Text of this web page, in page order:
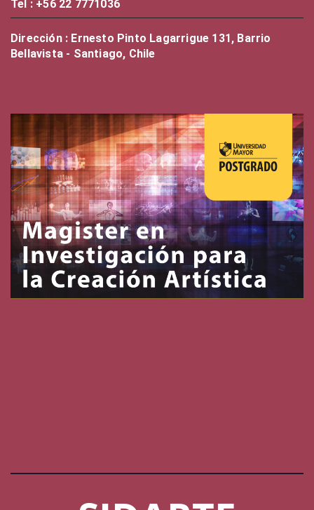
Tel : +56 22 7771036
Dirección : Ernesto Pinto Lagarrigue 131, Barrio
Bellavista - Santiago, Chile